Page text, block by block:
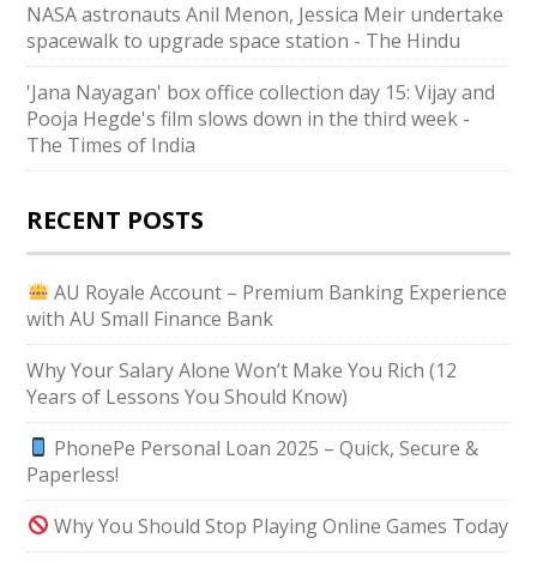
NASA astronauts Anil Menon, Jessica Meir undertake
spacewalk to upgrade space station - The Hindu
'Jana Nayagan' box office collection day 15: Vijay and
Pooja Hegde's film slows down in the third week -
The Times of India
RECENT POSTS
AU Royale Account – Premium Banking Experience
with AU Small Finance Bank
Why Your Salary Alone Won’t Make You Rich (12
Years of Lessons You Should Know)
PhonePe Personal Loan 2025 – Quick, Secure &
Paperless!
Why You Should Stop Playing Online Games Today